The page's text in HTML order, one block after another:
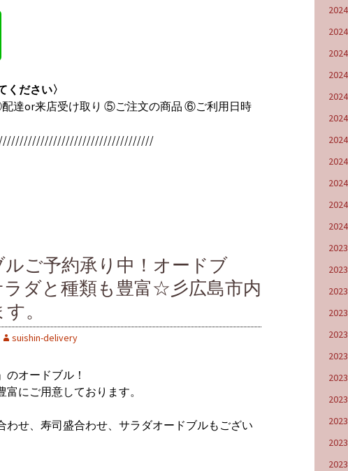
ください〉
達or来店受け取り ⑤ご注文の商品 ⑥ご利用日時
ご予約承り中！オードブ
ダと種類も豊富☆彡広島市内
。
suishin-delivery
オードブル！
にご用意しております。
わせ、寿司盛合わせ、サラダオードブルもござい